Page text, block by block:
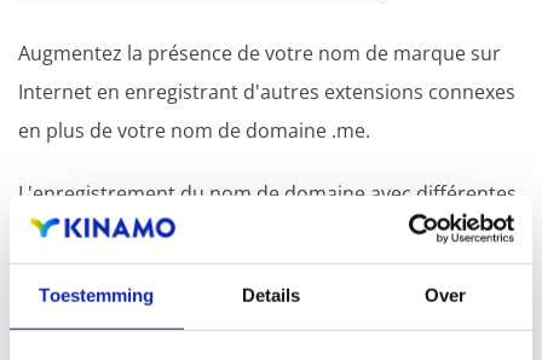
Toestemming Details Over
Augmentez la présence de votre nom de marque sur
Internet en enregistrant d'autres extensions connexes
en plus de votre nom de domaine .me.
L'enregistrement du nom de domaine avec différentes
extensions offre l'avantage d'une visibilité accrue dans
les moteurs de recherche, d'une présence
géographique et d'une meilleure présence dans les